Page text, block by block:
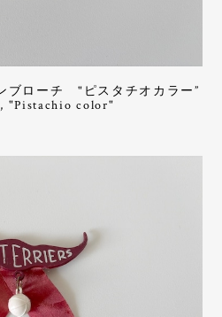
ブローチ "ピスタチオカラー”
"Pistachio color"